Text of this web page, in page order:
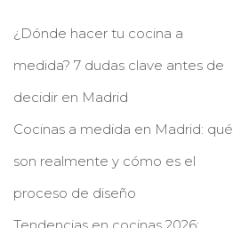
¿Dónde hacer tu cocina a
medida? 7 dudas clave antes de
decidir en Madrid
Cocinas a medida en Madrid: qué
son realmente y cómo es el
proceso de diseño
Tendencias en cocinas 2026: